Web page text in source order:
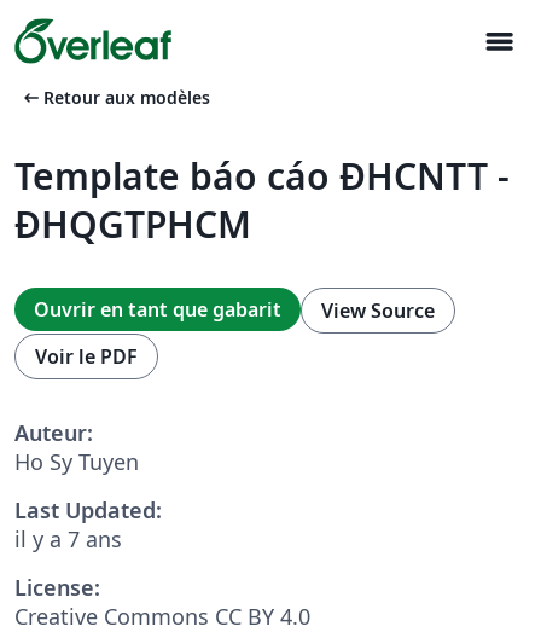
menu
arrow_left_alt Retour aux modèles
Template báo cáo ĐHCNTT -
ĐHQGTPHCM
Ouvrir en tant que gabarit
View Source
Voir le PDF
Auteur:
Ho Sy Tuyen
Last Updated:
il y a 7 ans
License:
Creative Commons CC BY 4.0